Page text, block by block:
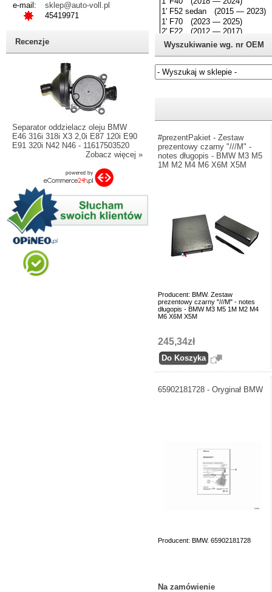
e-mail:
sklep@auto-voll.pl
45419971
Recenzje
Separator oddzielacz oleju BMW
E46 316i 318i X3 2,0i E87 120i E90
E91 320i N42 N46 - 11617503520
Zobacz więcej »
Wyszukiwanie wg. nr OEM
#prezentPakiet - Zestaw
prezentowy czarny "///M" -
notes długopis - BMW M3 M5
1M M2 M4 M6 X6M X5M
Producent: BMW. Zestaw
prezentowy czarny "///M" - notes
długopis - BMW M3 M5 1M M2 M4
M6 X6M X5M
245,34zł
65902181728 - Oryginał BMW
Producent: BMW. 65902181728
Na zamówienie